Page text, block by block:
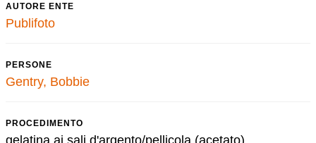
AUTORE ENTE
Publifoto
PERSONE
Gentry, Bobbie
PROCEDIMENTO
gelatina ai sali d'argento/pellicola (acetato)